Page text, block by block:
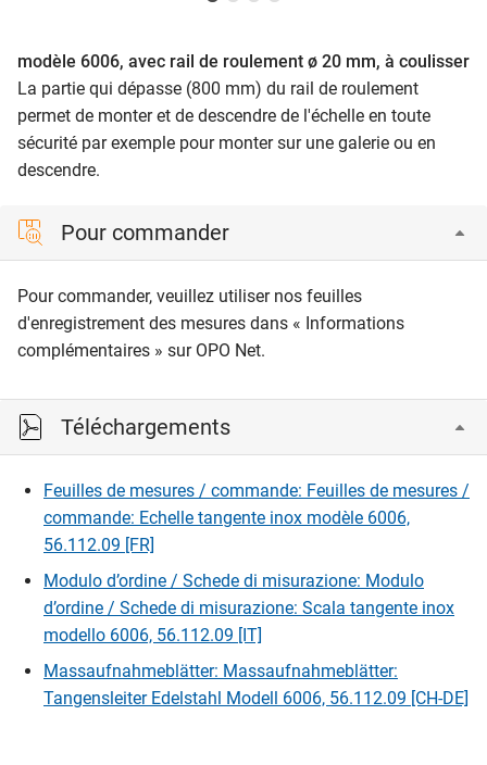
modèle 6006, avec rail de roulement ø 20 mm, à coulisser
La partie qui dépasse (800 mm) du rail de roulement
permet de monter et de descendre de l'échelle en toute
sécurité par exemple pour monter sur une galerie ou en
descendre.
Pour commander
Pour commander, veuillez utiliser nos feuilles
d'enregistrement des mesures dans « Informations
complémentaires » sur OPO Net.
Téléchargements
Feuilles de mesures / commande: Feuilles de mesures /
commande: Echelle tangente inox modèle 6006,
56.112.09 [FR]
Modulo d’ordine / Schede di misurazione: Modulo
d’ordine / Schede di misurazione: Scala tangente inox
modello 6006, 56.112.09 [IT]
Massaufnahmeblätter: Massaufnahmeblätter:
Tangensleiter Edelstahl Modell 6006, 56.112.09 [CH-DE]